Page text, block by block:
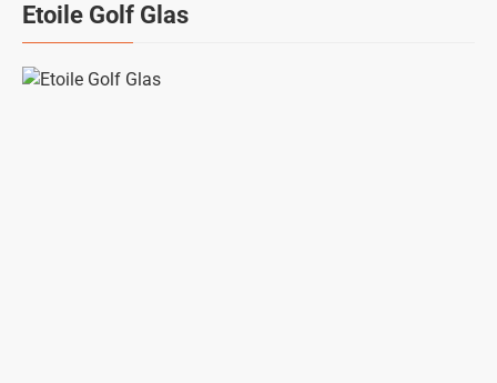
Etoile Golf Glas